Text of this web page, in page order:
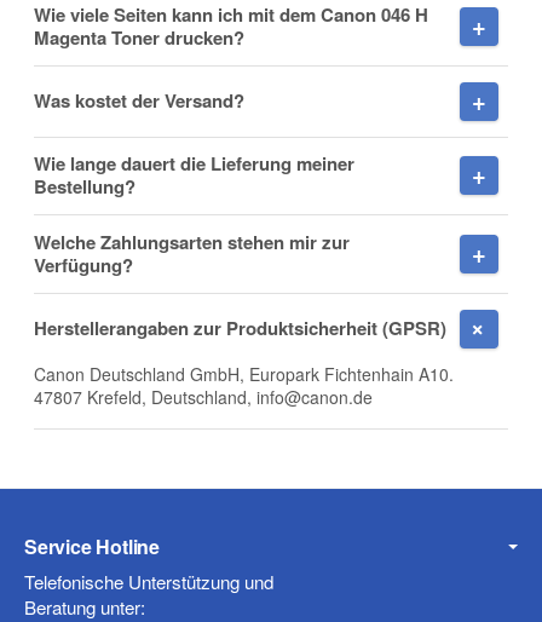
Nachname
Firma
Mobiltelefon
Wie viele Seiten kann ich mit dem Canon 046 H
Magenta Toner drucken?
Was kostet der Versand?
Wie lange dauert die Lieferung meiner
Bestellung?
Welche Zahlungsarten stehen mir zur
Verfügung?
Herstellerangaben zur Produktsicherheit (GPSR)
Canon Deutschland GmbH, Europark Fichtenhain A10.
47807 Krefeld, Deutschland, info@canon.de
Service Hotline
Telefonische Unterstützung und
Beratung unter: